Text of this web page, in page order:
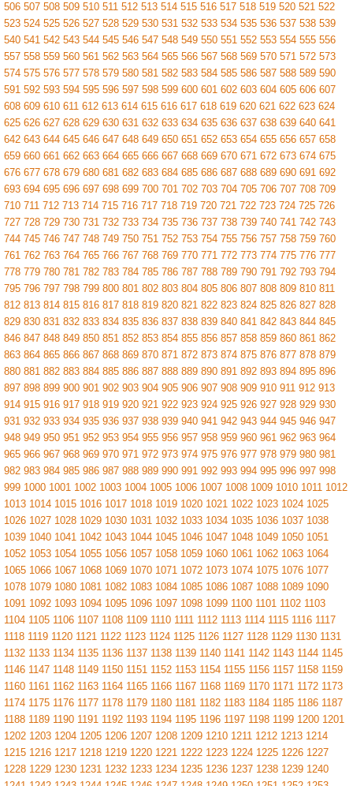
506 507 508 509 510 511 512 513 514 515 516 517 518 519 520 521 522
523 524 525 526 527 528 529 530 531 532 533 534 535 536 537 538 539
540 541 542 543 544 545 546 547 548 549 550 551 552 553 554 555 556
557 558 559 560 561 562 563 564 565 566 567 568 569 570 571 572 573
574 575 576 577 578 579 580 581 582 583 584 585 586 587 588 589 590
591 592 593 594 595 596 597 598 599 600 601 602 603 604 605 606 607
608 609 610 611 612 613 614 615 616 617 618 619 620 621 622 623 624
625 626 627 628 629 630 631 632 633 634 635 636 637 638 639 640 641
642 643 644 645 646 647 648 649 650 651 652 653 654 655 656 657 658
659 660 661 662 663 664 665 666 667 668 669 670 671 672 673 674 675
676 677 678 679 680 681 682 683 684 685 686 687 688 689 690 691 692
693 694 695 696 697 698 699 700 701 702 703 704 705 706 707 708 709
710 711 712 713 714 715 716 717 718 719 720 721 722 723 724 725 726
727 728 729 730 731 732 733 734 735 736 737 738 739 740 741 742 743
744 745 746 747 748 749 750 751 752 753 754 755 756 757 758 759 760
761 762 763 764 765 766 767 768 769 770 771 772 773 774 775 776 777
778 779 780 781 782 783 784 785 786 787 788 789 790 791 792 793 794
795 796 797 798 799 800 801 802 803 804 805 806 807 808 809 810 811
812 813 814 815 816 817 818 819 820 821 822 823 824 825 826 827 828
829 830 831 832 833 834 835 836 837 838 839 840 841 842 843 844 845
846 847 848 849 850 851 852 853 854 855 856 857 858 859 860 861 862
863 864 865 866 867 868 869 870 871 872 873 874 875 876 877 878 879
880 881 882 883 884 885 886 887 888 889 890 891 892 893 894 895 896
897 898 899 900 901 902 903 904 905 906 907 908 909 910 911 912 913
914 915 916 917 918 919 920 921 922 923 924 925 926 927 928 929 930
931 932 933 934 935 936 937 938 939 940 941 942 943 944 945 946 947
948 949 950 951 952 953 954 955 956 957 958 959 960 961 962 963 964
965 966 967 968 969 970 971 972 973 974 975 976 977 978 979 980 981
982 983 984 985 986 987 988 989 990 991 992 993 994 995 996 997 998
999 1000 1001 1002 1003 1004 1005 1006 1007 1008 1009 1010 1011 1012
1013 1014 1015 1016 1017 1018 1019 1020 1021 1022 1023 1024 1025
1026 1027 1028 1029 1030 1031 1032 1033 1034 1035 1036 1037 1038
1039 1040 1041 1042 1043 1044 1045 1046 1047 1048 1049 1050 1051
1052 1053 1054 1055 1056 1057 1058 1059 1060 1061 1062 1063 1064
1065 1066 1067 1068 1069 1070 1071 1072 1073 1074 1075 1076 1077
1078 1079 1080 1081 1082 1083 1084 1085 1086 1087 1088 1089 1090
1091 1092 1093 1094 1095 1096 1097 1098 1099 1100 1101 1102 1103
1104 1105 1106 1107 1108 1109 1110 1111 1112 1113 1114 1115 1116 1117
1118 1119 1120 1121 1122 1123 1124 1125 1126 1127 1128 1129 1130 1131
1132 1133 1134 1135 1136 1137 1138 1139 1140 1141 1142 1143 1144 1145
1146 1147 1148 1149 1150 1151 1152 1153 1154 1155 1156 1157 1158 1159
1160 1161 1162 1163 1164 1165 1166 1167 1168 1169 1170 1171 1172 1173
1174 1175 1176 1177 1178 1179 1180 1181 1182 1183 1184 1185 1186 1187
1188 1189 1190 1191 1192 1193 1194 1195 1196 1197 1198 1199 1200 1201
1202 1203 1204 1205 1206 1207 1208 1209 1210 1211 1212 1213 1214
1215 1216 1217 1218 1219 1220 1221 1222 1223 1224 1225 1226 1227
1228 1229 1230 1231 1232 1233 1234 1235 1236 1237 1238 1239 1240